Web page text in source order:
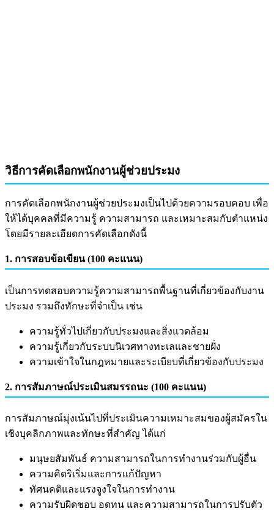
วิธีการคัดเลือกพนักงานผู้ช่วยประมง
การคัดเลือกพนักงานผู้ช่วยประมงเป็นไปด้วยความรอบคอบ เพื่อ
ให้ได้บุคคลที่มีความรู้ ความสามารถ และเหมาะสมกับตำแหน่ง
โดยมีรายละเอียดการคัดเลือกดังนี้
1. การสอบข้อเขียน (100 คะแนน)
เป็นการทดสอบความรู้ความสามารถพื้นฐานที่เกี่ยวข้องกับงาน
ประมง รวมถึงทักษะที่จำเป็น เช่น
ความรู้ทั่วไปเกี่ยวกับประมงและสิ่งแวดล้อม
ความรู้เกี่ยวกับระบบนิเวศทางทะเลและชายฝั่ง
ความเข้าใจในกฎหมายและระเบียบที่เกี่ยวข้องกับประมง
2. การสัมภาษณ์ประเมินสมรรถนะ (100 คะแนน)
การสัมภาษณ์มุ่งเน้นไปที่ประเมินความเหมาะสมของผู้สมัครใน
เชิงบุคลิกภาพและทักษะที่สำคัญ ได้แก่
มนุษยสัมพันธ์ ความสามารถในการทำงานร่วมกับผู้อื่น
ความคิดริเริ่มและการแก้ปัญหา
ทัศนคติและแรงจูงใจในการทำงาน
ความรับผิดชอบ อดทน และความสามารถในการปรับตัว